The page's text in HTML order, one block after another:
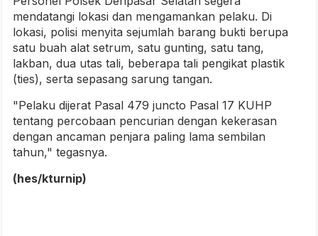
mendatangi lokasi dan mengamankan pelaku. Di
lokasi, polisi menyita sejumlah barang bukti berupa
satu buah alat setrum, satu gunting, satu tang,
lakban, dua utas tali, beberapa tali pengikat plastik
(ties), serta sepasang sarung tangan.
"Pelaku dijerat Pasal 479 juncto Pasal 17 KUHP
tentang percobaan pencurian dengan kekerasan
dengan ancaman penjara paling lama sembilan
tahun," tegasnya.
(hes/kturnip)